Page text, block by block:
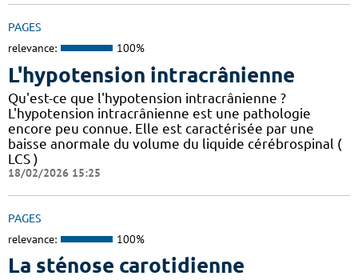
PAGES
relevance: 100%
L'hypotension intracrânienne
Qu'est-ce que l'hypotension intracrânienne ?
L'hypotension intracrânienne est une pathologie
encore peu connue. Elle est caractérisée par une
baisse anormale du volume du liquide cérébrospinal (
LCS )
18/02/2026 15:25
PAGES
relevance: 100%
La sténose carotidienne